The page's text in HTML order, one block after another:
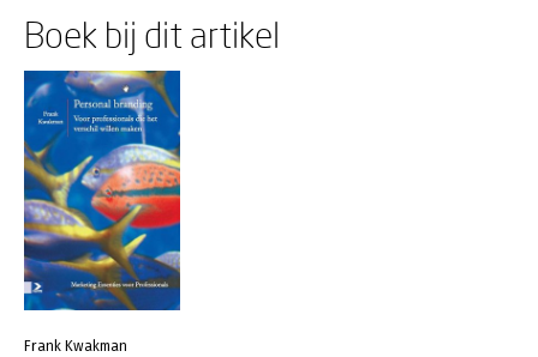
Boek bij dit artikel
Frank Kwakman